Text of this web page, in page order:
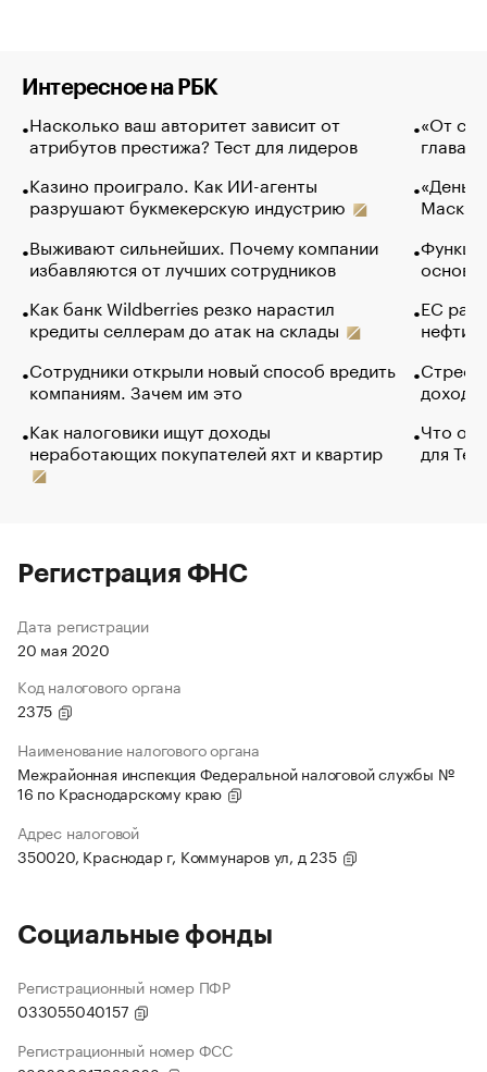
Интересное на РБК
Насколько ваш авторитет зависит от
атрибутов престижа? Тест для лидеров
Казино проиграло. Как ИИ-агенты
разрушают букмекерскую индустрию
Выживают сильнейших. Почему компании
избавляются от лучших сотрудников
Как банк Wildberries резко нарастил
кредиты селлерам до атак на склады
Сотрудники открыли новый способ вредить
компаниям. Зачем им это
Как налоговики ищут доходы
неработающих покупателей яхт и квартир
«От
глава
Маск в
основ
ЕС
нефти
Что
для
Регистрация ФНС
Дата регистрации
20 мая 2020
Код налогового органа
2375
Наименование налогового органа
Межрайонная инспекция Федеральной налоговой службы №
16 по Краснодарскому краю
Адрес налоговой
350020, Краснодар г, Коммунаров ул, д 235
Социальные фонды
Регистрационный номер ПФР
033055040157
Регистрационный номер ФСС